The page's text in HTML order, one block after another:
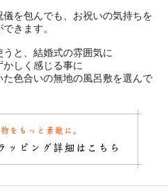
を包んでも、お祝いの気持ちを
きます。
と、結婚式の雰囲気に
しく感じる事に
色合いの無地の風呂敷を選んで